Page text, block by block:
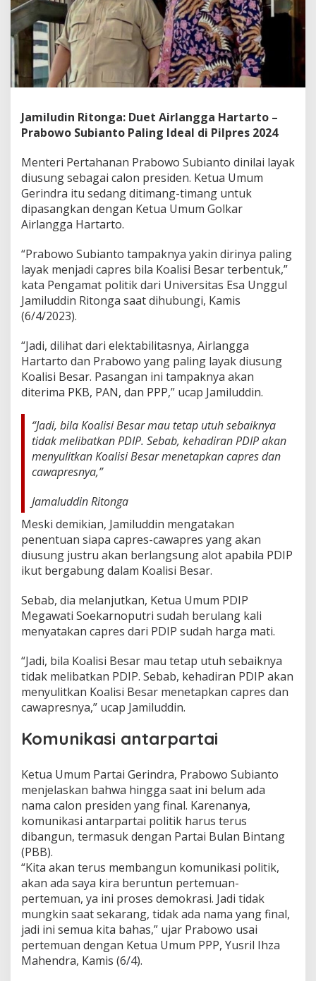
n
g
a
r
r
t
-
P
r
a
b
o
S
u
b
i
o
P
a
i
g
L
a
y
D
u
s
u
n
g
o
a
l
i
B
e
s
a
Jamiludin Ritonga: Duet Airlangga Hartarto –
Prabowo Subianto Paling Ideal di Pilpres 2024
Menteri Pertahanan Prabowo Subianto dinilai layak
diusung sebagai calon presiden. Ketua Umum
Gerindra itu sedang ditimang-timang untuk
dipasangkan dengan Ketua Umum Golkar
Airlangga Hartarto.
“Prabowo Subianto tampaknya yakin dirinya paling
layak menjadi capres bila Koalisi Besar terbentuk,”
kata Pengamat politik dari Universitas Esa Unggul
Jamiluddin Ritonga saat dihubungi, Kamis
(6/4/2023).
“Jadi, dilihat dari elektabilitasnya, Airlangga
Hartarto dan Prabowo yang paling layak diusung
Koalisi Besar. Pasangan ini tampaknya akan
diterima PKB, PAN, dan PPP,” ucap Jamiluddin.
“Jadi, bila Koalisi Besar mau tetap utuh sebaiknya
tidak melibatkan PDIP. Sebab, kehadiran PDIP akan
menyulitkan Koalisi Besar menetapkan capres dan
cawapresnya,”
Jamaluddin Ritonga
Meski demikian, Jamiluddin mengatakan
penentuan siapa capres-cawapres yang akan
diusung justru akan berlangsung alot apabila PDIP
ikut bergabung dalam Koalisi Besar.
Sebab, dia melanjutkan, Ketua Umum PDIP
Megawati Soekarnoputri sudah berulang kali
menyatakan capres dari PDIP sudah harga mati.
“Jadi, bila Koalisi Besar mau tetap utuh sebaiknya
tidak melibatkan PDIP. Sebab, kehadiran PDIP akan
menyulitkan Koalisi Besar menetapkan capres dan
cawapresnya,” ucap Jamiluddin.
Komunikasi antarpartai
Ketua Umum Partai Gerindra, Prabowo Subianto
menjelaskan bahwa hingga saat ini belum ada
nama calon presiden yang final. Karenanya,
komunikasi antarpartai politik harus terus
dibangun, termasuk dengan Partai Bulan Bintang
(PBB).
“Kita akan terus membangun komunikasi politik,
akan ada saya kira beruntun pertemuan-
pertemuan, ya ini proses demokrasi. Jadi tidak
mungkin saat sekarang, tidak ada nama yang final,
jadi ini semua kita bahas,” ujar Prabowo usai
pertemuan dengan Ketua Umum PPP, Yusril Ihza
Mahendra, Kamis (6/4).